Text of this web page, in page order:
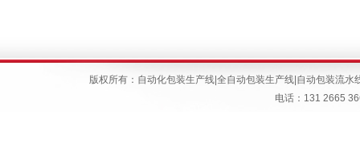
版权所有： 自动化包装生产线| 全自动包装生产线| 自动包装流水
电话：131 2665